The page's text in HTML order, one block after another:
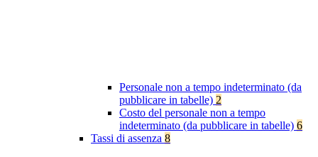
Personale non a tempo indeterminato (da
pubblicare in tabelle) 2
Costo del personale non a tempo
indeterminato (da pubblicare in tabelle) 6
Tassi di assenza 8